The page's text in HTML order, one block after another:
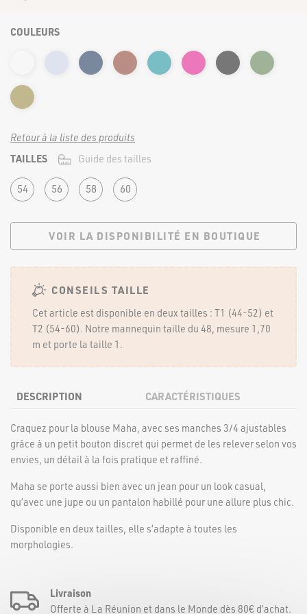
COULEURS
Retour à la liste des produits
TAILLES Guide des tailles
54 56 58 60
VOIR LA DISPONIBILITÉ EN BOUTIQUE
CONSEILS TAILLE
Cet article est disponible en deux tailles : T1 (44-52) et
T2 (54-60). Notre mannequin taille du 48, mesure 1,70
m et porte la taille 1.
DESCRIPTION CARACTÉRISTIQUES
Craquez pour la blouse Maha, avec ses manches 3/4 ajustables
grâce à un petit bouton discret qui permet de les relever selon vos
envies, un détail à la fois pratique et raffiné.
Maha se porte aussi bien avec un jean pour un look casual,
qu’avec une jupe ou un pantalon habillé pour une allure plus chic.
Disponible en deux tailles, elle s’adapte à toutes les
morphologies.
Livraison
Offerte à La Réunion et dans le Monde dès 80€ d’achat.
FORTE & JOLIE ©2022 | TOUS DROITS RÉSERVÉS